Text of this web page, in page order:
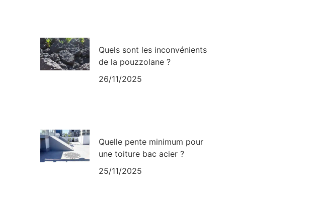
Quels sont les inconvénients
de la pouzzolane ?
26/11/2025
Quelle pente minimum pour
une toiture bac acier ?
25/11/2025